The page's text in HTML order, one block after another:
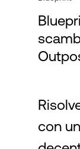
Chi Siamo
Accesso
con